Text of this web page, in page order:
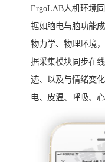
ErgoLAB人机环境
据如脑电与脑功能
物力学、物理环境
据采集模块同步在
迹、以及与情绪变
电、皮温、呼吸、